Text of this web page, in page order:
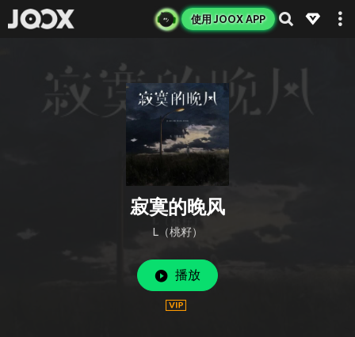
使用 JOOX APP
寂寞的晚风
L（桃籽）
播放